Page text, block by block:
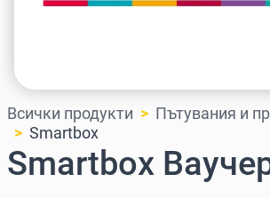
Всички продукти
Пътувания и
Smartbox
Smartbox